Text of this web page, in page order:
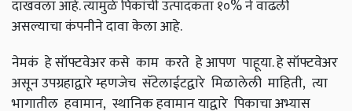
दाखवला आहे. त्यामुळे पिकांची उत्पादकता १०% ने वाढली
असल्याचा कंपनीने दावा केला आहे.
नेमकं हे सॉफ्टवेअर कसे काम करते हे आपण पाहूया. हे सॉफ्टवेअर
असून उपग्रहाद्वारे म्हणजेच सॅटेलाईटद्वारे मिळालेली माहिती, त्या
भागातील हवामान, स्थानिक हवामान याद्वारे पिकाचा अभ्यास